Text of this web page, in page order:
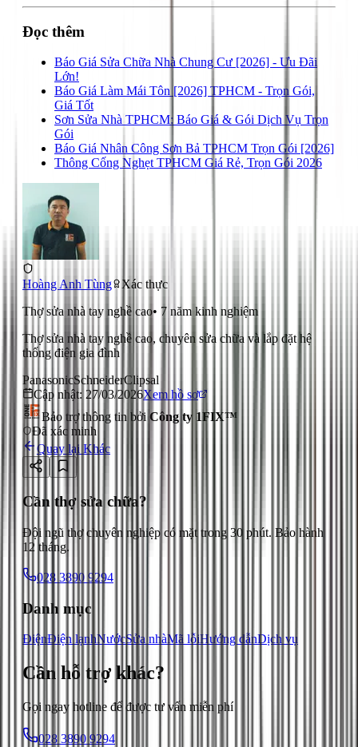
Đọc thêm
Báo Giá Sửa Chữa Nhà Chung Cư [2026] - Ưu Đãi
Lớn!
Báo Giá Làm Mái Tôn [2026] TPHCM - Trọn Gói,
Giá Tốt
Sơn Sửa Nhà TPHCM: Báo Giá & Gói Dịch Vụ Trọn
Gói
Báo Giá Nhân Công Sơn Bả TPHCM Trọn Gói [2026]
Thông Cống Nghẹt TPHCM Giá Rẻ, Trọn Gói 2026
Hoàng Anh Tùng
Xác thực
Thợ sửa nhà tay nghề cao• 7 năm kinh nghiệm
Thợ sửa nhà tay nghề cao, chuyên sửa chữa và lắp đặt hệ
thống điện gia đình
PanasonicSchneiderClipsal
Cập nhật: 27/03/2026Xem hồ sơ
Bảo trợ thông tin bởi Công ty 1FIX™
Đã xác minh
Quay lại Khác
Cần thợ sửa chữa?
Đội ngũ thợ chuyên nghiệp có mặt trong 30 phút. Bảo hành
12 tháng.
028 3890 9294
Danh mục
ĐiệnĐiện lạnhNướcSửa nhàMã lỗiHướng dẫnDịch vụ
Cần hỗ trợ khác?
Gọi ngay hotline để được tư vấn miễn phí
028 3890 9294